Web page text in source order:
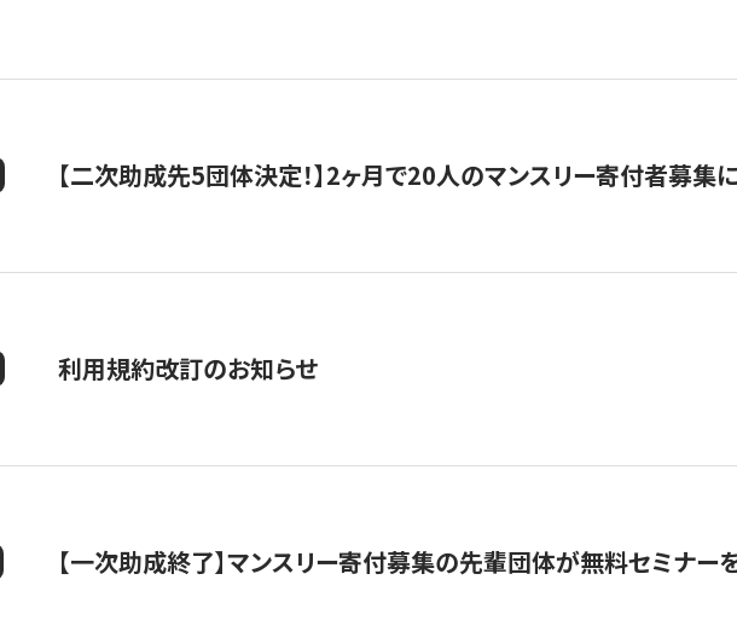
【二次助成先5団体決定！】2ヶ月で20人のマンスリー寄付者募集
利用規約改訂のお知らせ
【一次助成終了】マンスリー寄付募集の先輩団体が無料セミナー